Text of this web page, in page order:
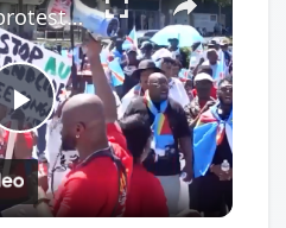
Play
Video
Congolese protesters accuse EU of complicity in DRC violence